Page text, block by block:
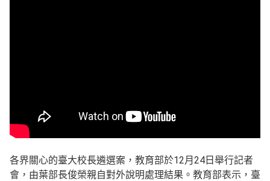
各界關心的臺大校長遴選案，教育部於12月24日舉行記者
會，由葉部長俊榮親自對外說明處理結果。教育部表示，臺